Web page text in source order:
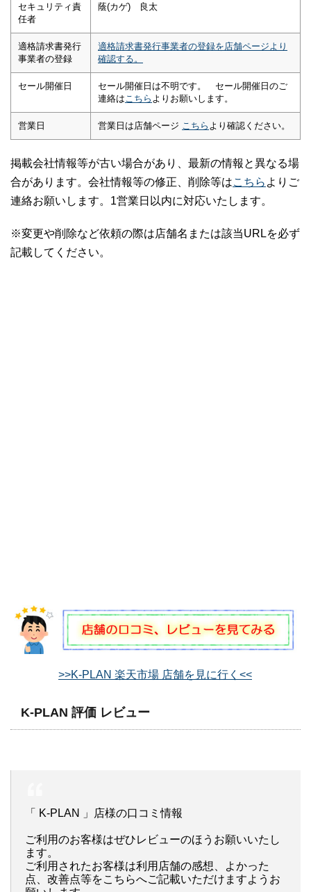
セキュリティ責
任者
蔭(カゲ) 良太
適格請求書発行
事業者の登録
適格請求書発行事業者の登録を店舗ページより
確認する。
セール開催日
セール開催日は不明です。 セール開催日のご
連絡は こちら よりお願いします。
営業日 営業日は店舗ページ こちら より確認ください。
掲載会社情報等が古い場合があり、最新の情報と異なる場
合があります。会社情報等の修正、削除等はこちら よりご
連絡お願いします。1営業日以内に対応いたします。
※変更や削除など依頼の際は店舗名または該当URLを必ず
記載してください。
>>K-PLAN 楽天市場 店舗を見に行く<<
K-PLAN 評価 レビュー
「 K-PLAN 」店様の口コミ情報
ご利用のお客様はぜひレビューのほうお願いいたし
ます。
ご利用されたお客様は利用店舗の感想、よかった
点、改善点等をこちらへご記載いただけますようお